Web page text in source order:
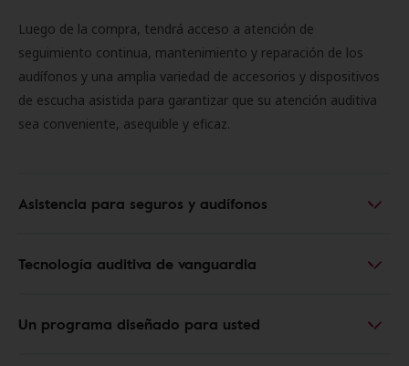
Luego de la compra, tendrá acceso a atención de
seguimiento continua, mantenimiento y reparación de los
audífonos y una amplia variedad de accesorios y dispositivos
de escucha asistida para garantizar que su atención auditiva
sea conveniente, asequible y eficaz.
Asistencia para seguros y audífonos
Tecnología auditiva de vanguardia
Un programa diseñado para usted